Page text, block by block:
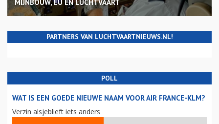
MIJNBOUW, EU EN LUCHTVAART
PARTNERS VAN LUCHTVAARTNIEUWS.NL!
POLL
WAT IS EEN GOEDE NIEUWE NAAM VOOR AIR FRANCE-KLM?
Verzin alsjeblieft iets anders